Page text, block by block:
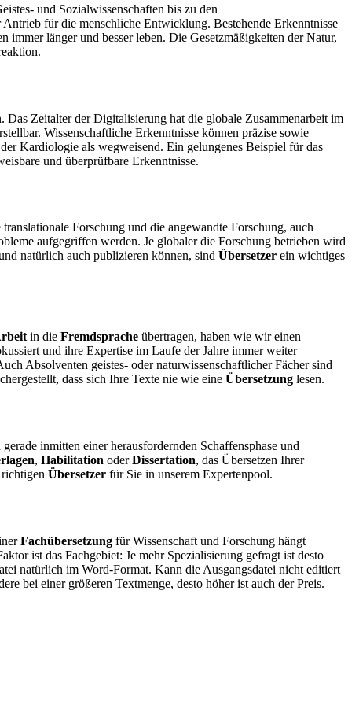
und Sozialwissenschaften bis zu den
für die menschliche Entwicklung. Bestehende Erkenntnisse
immer länger und besser leben. Die Gesetzmäßigkeiten der Natur,
Zeitalter der Digitalisierung hat die globale Zusammenarbeit im
Wissenschaftliche Erkenntnisse können präzise sowie
Kardiologie als wegweisend. Ein gelungenes Beispiel für das
und überprüfbare Erkenntnisse.
Forschung und die angewandte Forschung, auch
aufgegriffen werden. Je globaler die Forschung betrieben wird
natürlich auch publizieren können, sind Übersetzer ein wichtiges
in die Fremdsprache übertragen, haben wie wir einen
und ihre Expertise im Laufe der Jahre immer weiter
Absolventen geistes- oder naturwissenschaftlicher Fächer sind
dass sich Ihre Texte nie wie eine Übersetzung lesen.
inmitten einer herausfordernden Schaffensphase und
, Habilitation oderDissertation, das Übersetzen Ihrer
Übersetzer für Sie in unserem Expertenpool.
Fachübersetzung für Wissenschaft und Forschung hängt
ist das Fachgebiet: Je mehr Spezialisierung gefragt ist desto
natürlich im Word-Format. Kann die Ausgangsdatei nicht editiert
bei einer größeren Textmenge, desto höher ist auch der Preis.